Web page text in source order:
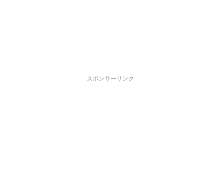
スポンサーリンク